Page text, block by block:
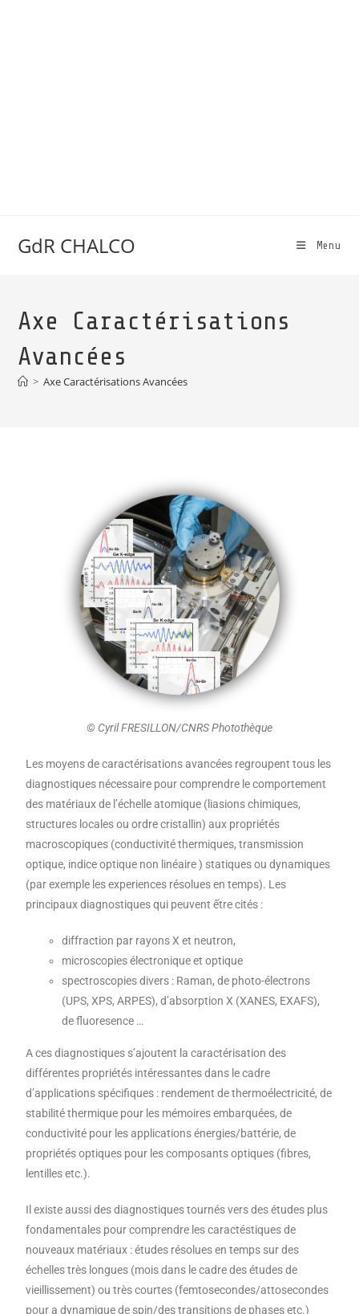
GdR CHALCO Menu
Axe Caractérisations
Avancées
> Axe Caractérisations Avancées
© Cyril FRESILLON/CNRS Photothèque
Les moyens de caractérisations avancées regroupent tous les
diagnostiques nécessaire pour comprendre le comportement
des matériaux de l’échelle atomique (liasions chimiques,
structures locales ou ordre cristallin) aux propriétés
macroscopiques (conductivité thermiques, transmission
optique, indice optique non linéaire ) statiques ou dynamiques
(par exemple les experiences résolues en temps). Les
principaux diagnostiques qui peuvent ếtre cités :
diffraction par rayons X et neutron,
microscopies électronique et optique
spectroscopies divers : Raman, de photo-électrons
(UPS, XPS, ARPES), d’absorption X (XANES, EXAFS),
de fluoresence …
A ces diagnostiques s’ajoutent la caractérisation des
différentes propriétés intéressantes dans le cadre
d’applications spécifiques : rendement de thermoélectricité, de
stabilité thermique pour les mémoires embarquées, de
conductivité pour les applications énergies/battérie, de
propriétés optiques pour les composants optiques (fibres,
lentilles etc.).
Il existe aussi des diagnostiques tournés vers des études plus
fondamentales pour comprendre les caractéstiques de
nouveaux matériaux : études résolues en temps sur des
échelles très longues (mois dans le cadre des études de
vieillissement) ou très courtes (femtosecondes/attosecondes
pour a dynamique de spin/des transitions de phases etc.)